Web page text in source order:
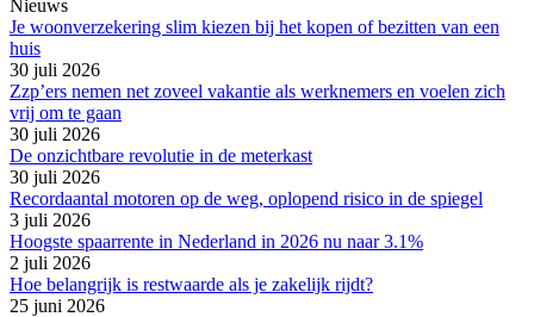
Nieuws
Je woonverzekering slim kiezen bij het kopen of bezitten van een
huis
30 juli 2026
Zzp’ers nemen net zoveel vakantie als werknemers en voelen zich
vrij om te gaan
30 juli 2026
De onzichtbare revolutie in de meterkast
30 juli 2026
Recordaantal motoren op de weg, oplopend risico in de spiegel
3 juli 2026
Hoogste spaarrente in Nederland in 2026 nu naar 3.1%
2 juli 2026
Hoe belangrijk is restwaarde als je zakelijk rijdt?
25 juni 2026